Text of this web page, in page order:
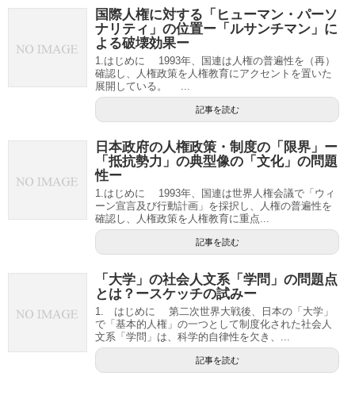
国際人権に対する「ヒューマン・パーソ
ナリティ」の位置ー「ルサンチマン」に
よる破壊効果ー
1.はじめに 1993年、国連は人権の普遍性を（再）
確認し、人権政策を人権教育にアクセントを置いた
展開している。 ...
記事を読む
日本政府の人権政策・制度の「限界」ー
「抵抗勢力」の典型像の「文化」の問題
性ー
1.はじめに 1993年、国連は世界人権会議で「ウィ
ーン宣言及び行動計画」を採択し、人権の普遍性を
確認し、人権政策を人権教育に重点...
記事を読む
「大学」の社会人文系「学問」の問題点
とは？ースケッチの試みー
1. はじめに 第二次世界大戦後、日本の「大学」
で「基本的人権」の一つとして制度化された社会人
文系「学問」は、科学的自律性を欠き、...
記事を読む